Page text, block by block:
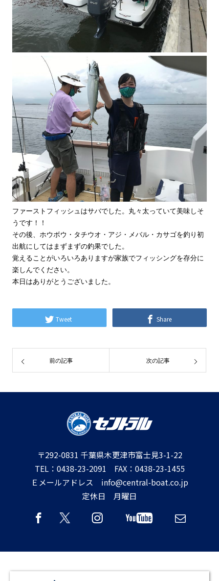
ファーストフィッシュはサバでした。丸々太っていて美味しそ
うです！！
その後、ホウボウ・タチウオ・アジ・メバル・カサゴを釣り初
出航にしてはまずまずの釣果でした。
覚えることがいろいろありますが家族でフィッシングを存分に
楽しんでください。
本日はありがとうございました。
Tweet Share
前の記事 次の記事
〒292-0831 千葉県木更津市富士見3-1-22
TEL：0438-23-2091 FAX：0438-23-1455
Ｅメールアドレス info@central-boat.co.jp
定休日 月曜日